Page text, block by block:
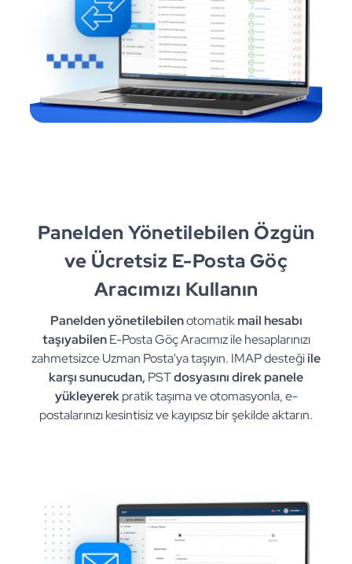
Panelden Yönetilebilen Özgün
ve Ücretsiz E-Posta Göç
Aracımızı Kullanın
Panelden yönetilebilenotomatikmail hesabı
taşıyabilenE-Posta Göç Aracımız ile hesaplarınızı
zahmetsizce Uzman Posta'ya taşıyın. IMAP desteğiile
karşı sunucudan, PSTdosyasını direk panele
yükleyerekpratik taşıma ve otomasyonla, e-
postalarınızı kesintisiz ve kayıpsız bir şekilde aktarın.